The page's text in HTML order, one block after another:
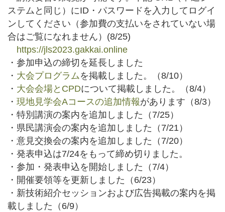
ステムと同じ）にID・パスワードを入力してログイ
ンしてください（参加費の支払いをされていない場
合はご覧になれません）(8/25)
https://jls2023.gakkai.online
・参加申込の締切を延長しました
・ 大会プログラムを掲載しました。（8/10）
・ 大会会場とCPDについて掲載しました。（8/4）
・ 現地見学会Aコースの追加情報があります（8/3）
・特別講演の案内を追加しました（7/25）
・県民講演会の案内を追加しました（7/21）
・意見交換会の案内を追加しました（7/20）
・発表申込は7/24をもって締め切りました。
・参加・発表申込を開始しました（7/4）
・開催要領等を更新しました（6/23）
・新技術紹介セッションおよび広告掲載の案内を掲
載しました（6/9）